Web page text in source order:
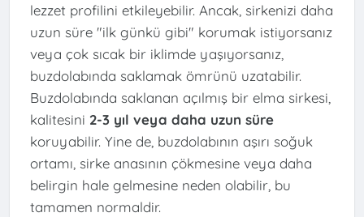
lezzet profilini etkileyebilir. Ancak, sirkenizi daha
uzun süre "ilk günkü gibi" korumak istiyorsanız
veya çok sıcak bir iklimde yaşıyorsanız,
buzdolabında saklamak ömrünü uzatabilir.
Buzdolabında saklanan açılmış bir elma sirkesi,
kalitesini 2-3 yıl veya daha uzun süre
koruyabilir. Yine de, buzdolabının aşırı soğuk
ortamı, sirke anasının çökmesine veya daha
belirgin hale gelmesine neden olabilir, bu
tamamen normaldir.